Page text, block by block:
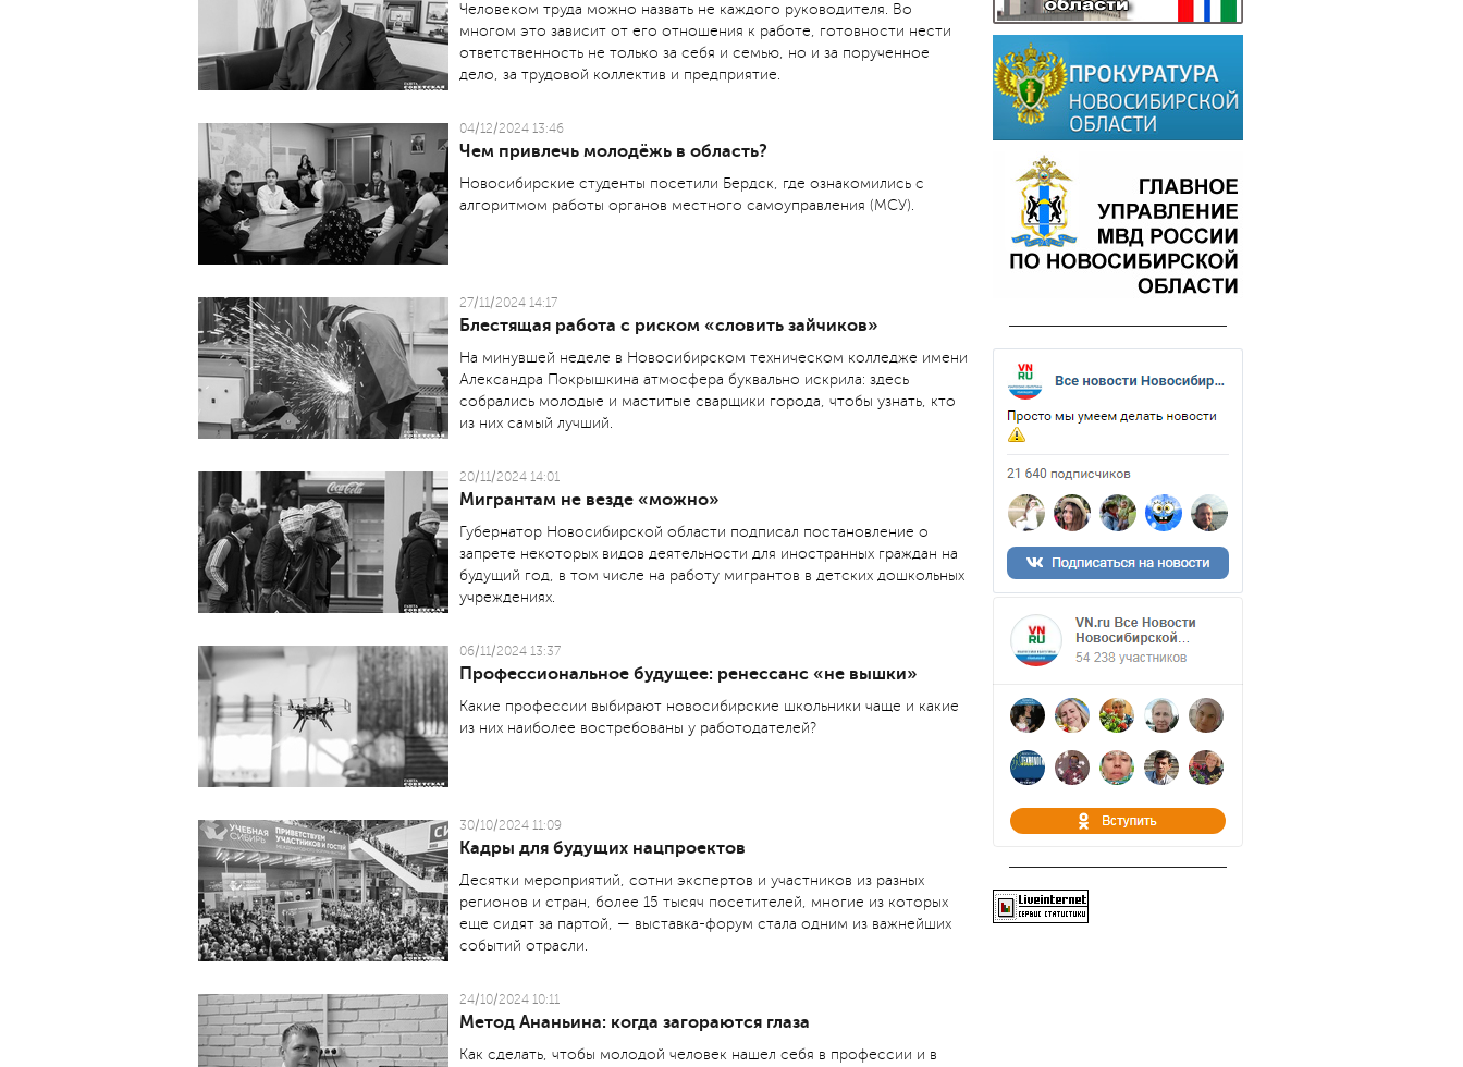
Человеком труда можно назвать не каждого руководителя. Во
многом это зависит от его отношения к работе, готовности нести
ответственность не только за себя и семью, но и за порученное
дело, за трудовой коллектив и предприятие.
04/12/2024 13:46
Чем привлечь молодёжь в область?
Новосибирские студенты посетили Бердск, где ознакомились с
алгоритмом работы органов местного самоуправления (МСУ).
27/11/2024 14:17
Блестящая работа с риском «словить зайчиков»
На минувшей неделе в Новосибирском техническом колледже имени
Александра Покрышкина атмосфера буквально искрила: здесь
собрались молодые и маститые сварщики города, чтобы узнать, кто
из них самый лучший.
20/11/2024 14:01
Мигрантам не везде «можно»
Губернатор Новосибирской области подписал постановление о
запрете некоторых видов деятельности для иностранных граждан на
будущий год, в том числе на работу мигрантов в детских дошкольных
учреждениях.
06/11/2024 13:37
Профессиональное будущее: ренессанс «не вышки»
Какие профессии выбирают новосибирские школьники чаще и какие
из них наиболее востребованы у работодателей?
30/10/2024 11:09
Кадры для будущих нацпроектов
Десятки мероприятий, сотни экспертов и участников из разных
регионов и стран, более 15 тысяч посетителей, многие из которых
еще сидят за партой, — выставка-форум стала одним из важнейших
событий отрасли.
24/10/2024 10:11
Метод Ананьина: когда загораются глаза
Как сделать, чтобы молодой человек нашел себя в профессии и в